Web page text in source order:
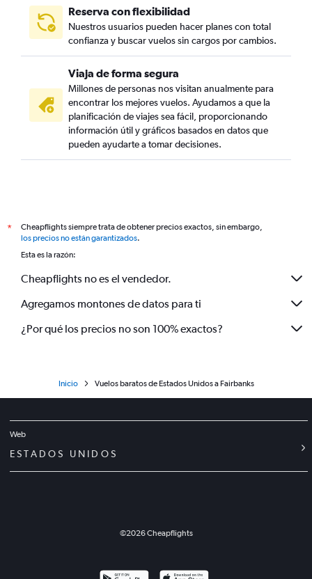
Reserva con flexibilidad
Nuestros usuarios pueden hacer planes con total
confianza y buscar vuelos sin cargos por cambios.
Viaja de forma segura
Millones de personas nos visitan anualmente para
encontrar los mejores vuelos. Ayudamos a que la
planificación de viajes sea fácil, proporcionando
información útil y gráficos basados en datos que
pueden ayudarte a tomar decisiones.
*
Cheapflights siempre trata de obtener precios exactos, sin embargo,
los precios no están garantizados.
Esta es la razón:
Cheapflights no es el vendedor.
Agregamos montones de datos para ti
¿Por qué los precios no son 100% exactos?
Inicio Vuelos baratos de Estados Unidos a Fairbanks
Web
ESTADOS UNIDOS
©2026Cheapflights